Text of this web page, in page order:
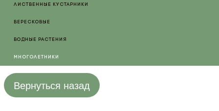
Лиственные кустарники
Вересковые
Водные растения
Многолетники
Вернуться назад